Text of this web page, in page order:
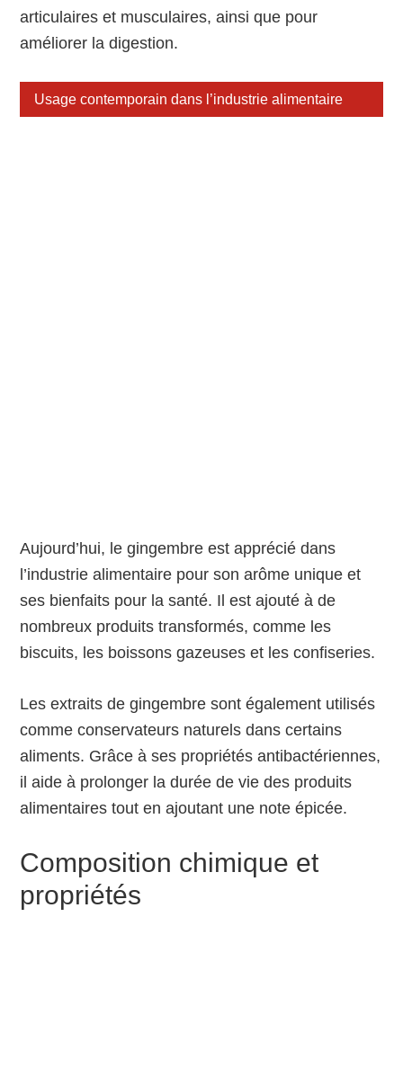
articulaires et musculaires, ainsi que pour
améliorer la digestion.
Usage contemporain dans l’industrie alimentaire
Aujourd’hui, le gingembre est apprécié dans
l’industrie alimentaire pour son arôme unique et
ses bienfaits pour la santé. Il est ajouté à de
nombreux produits transformés, comme les
biscuits, les boissons gazeuses et les confiseries.
Les extraits de gingembre sont également utilisés
comme conservateurs naturels dans certains
aliments. Grâce à ses propriétés antibactériennes,
il aide à prolonger la durée de vie des produits
alimentaires tout en ajoutant une note épicée.
Composition chimique et
propriétés